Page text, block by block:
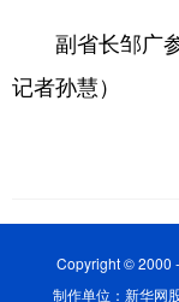
副省长邹广参
记者孙慧）
Copyright © 2000
制作单位：新华